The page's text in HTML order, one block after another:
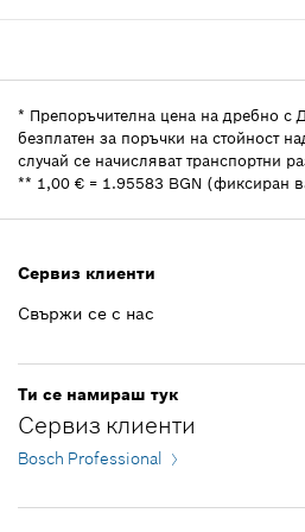
53,76 EUR
105.15 лв *
*Препоръчителна цена на
Добави към
-
-
Ценова група:16
Информация за резервни
Индикация за използване
Показване в
3,47 EUR **
6.79 лв *
*Препоръчителна цена на
* Препоръчителна цена на дребно с
безплатен за поръчки на стойност
случай се начисляват транспортни
** 1,00 € = 1.95583 BGN (фиксиран
Сервиз клиенти
Свържи се с нас
Ти се намираш тук
Сервиз клиенти
Bosch Professional